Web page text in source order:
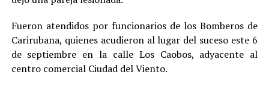
Fueron atendidos por funcionarios de los Bomberos de
Carirubana, quienes acudieron al lugar del suceso este 6
de septiembre en la calle Los Caobos, adyacente al
centro comercial Ciudad del Viento.